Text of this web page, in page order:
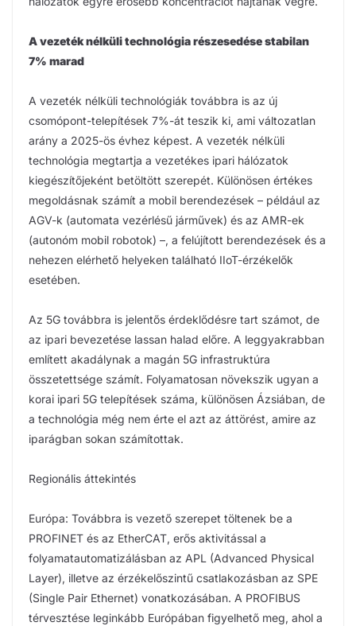
A vezeték nélküli technológia részesedése stabilan
7% marad
A vezeték nélküli technológiák továbbra is az új
csomópont-telepítések 7%-át teszik ki, ami változatlan
arány a 2025-ös évhez képest. A vezeték nélküli
technológia megtartja a vezetékes ipari hálózatok
kiegészítőjeként betöltött szerepét. Különösen értékes
megoldásnak számít a mobil berendezések – például az
AGV-k (automata vezérlésű járművek) és az AMR-ek
(autonóm mobil robotok) –, a felújított berendezések és a
nehezen elérhető helyeken található IIoT-érzékelők
esetében.
Az 5G továbbra is jelentős érdeklődésre tart számot, de
az ipari bevezetése lassan halad előre. A leggyakrabban
említett akadálynak a magán 5G infrastruktúra
összetettsége számít. Folyamatosan növekszik ugyan a
korai ipari 5G telepítések száma, különösen Ázsiában, de
a technológia még nem érte el azt az áttörést, amire az
iparágban sokan számítottak.
Regionális áttekintés
Európa: Továbbra is vezető szerepet töltenek be a
PROFINET és az EtherCAT, erős aktivitással a
folyamatautomatizálásban az APL (Advanced Physical
Layer), illetve az érzékelőszintű csatlakozásban az SPE
(Single Pair Ethernet) vonatkozásában. A PROFIBUS
térvesztése leginkább Európában figyelhető meg, ahol a